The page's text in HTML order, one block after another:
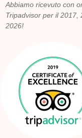
Abbiamo ricevuto con
Tripadvisor per il
2026!